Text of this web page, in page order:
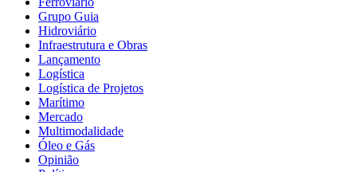
Grupo Guia
Hidroviário
Infraestrutura e Obras
Lançamento
Logística
Logística de Projetos
Marítimo
Mercado
Multimodalidade
Óleo e Gás
Opinião